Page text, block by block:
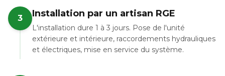
3 Installation par un artisan RGE
L'installation dure 1 à 3 jours. Pose de l'unité
extérieure et intérieure, raccordements hydrauliques
et électriques, mise en service du système.